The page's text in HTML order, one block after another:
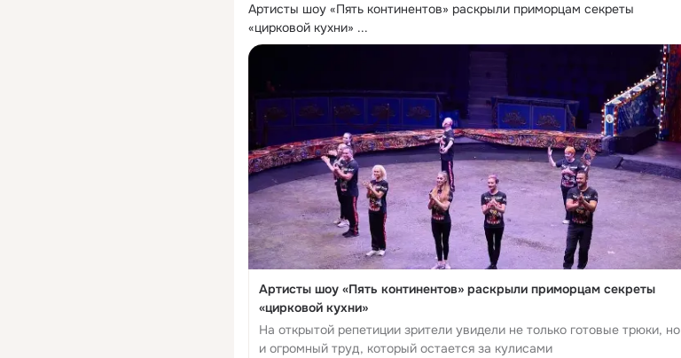
Артисты шоу «Пять континентов» раскрыли приморцам секреты
«цирковой кухни» ...
Артисты шоу «Пять континентов» раскрыли приморцам секреты
«цирковой кухни»
На открытой репетиции зрители увидели не только готовые трюки, но
и огромный труд, который остается за кулисами